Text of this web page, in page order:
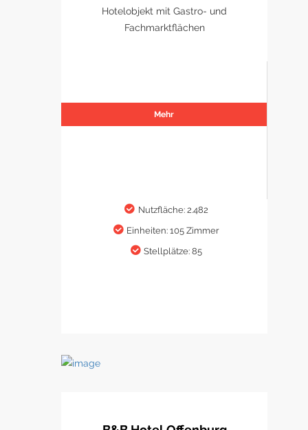
Hotelobjekt mit Gastro- und
Fachmarktflächen
Mehr
Nutzfläche: 2.482
Einheiten: 105 Zimmer
Stellplätze: 85